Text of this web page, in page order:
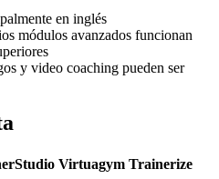
en inglés
módulos avanzados funcionan
y video coaching pueden ser
Virtuagym Trainerize